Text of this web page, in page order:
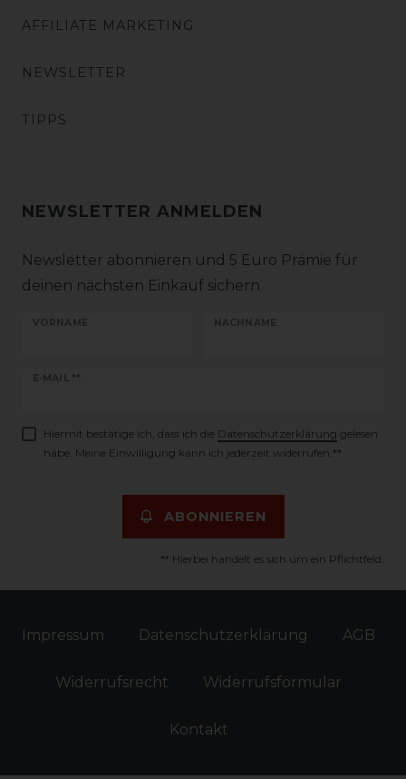
AFFILIATE MARKETING
NEWSLETTER
TIPPS
NEWSLETTER ANMELDEN
Newsletter abonnieren und 5 Euro Prämie für
deinen nächsten Einkauf sichern
VORNAME NACHNAME
E-MAIL **
Newsletter
Hiermit bestätige ich, dass ich die Daten­schutz­erklärung gelesen
habe. Meine Einwilligung kann ich jederzeit widerrufen.**
ABONNIEREN
** Hierbei handelt es sich um ein Pflichtfeld.
Impressum Daten­schutz­erklärung AGB
Widerrufs­recht Widerrufs­formular
Kontakt